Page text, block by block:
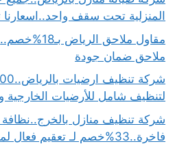
المنزلية تحت سقف واحد..اسعارنا
مقاول ملاحق
ملاحق ضمان جودة
لتنظيف شامل للأرضيات الخارجية
شركة تنظيف منازل بالخرج..نظافة
فاخرة..33%خصم لـ تعقيم فعال لمنزلك